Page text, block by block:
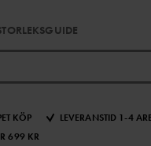
KÖP
LEVERANSTID 1-4
699 KR